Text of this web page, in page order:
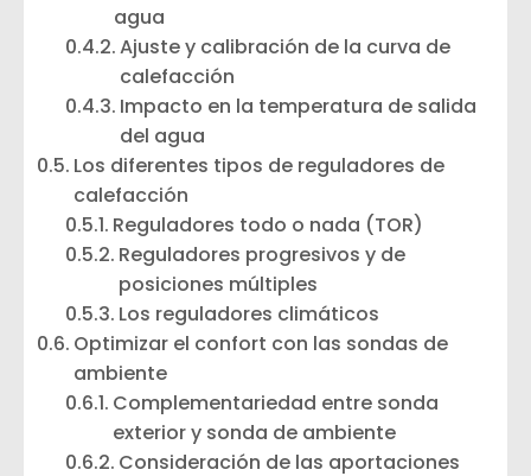
agua
Ajuste y calibración de la curva de
calefacción
Impacto en la temperatura de salida
del agua
Los diferentes tipos de reguladores de
calefacción
Reguladores todo o nada (TOR)
Reguladores progresivos y de
posiciones múltiples
Los reguladores climáticos
Optimizar el confort con las sondas de
ambiente
Complementariedad entre sonda
exterior y sonda de ambiente
Consideración de las aportaciones